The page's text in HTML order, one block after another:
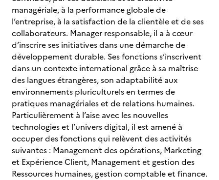
managériale, à la performance globale de
l’entreprise, à la satisfaction de la clientèle et de ses
collaborateurs. Manager responsable, il a à cœur
d’inscrire ses initiatives dans une démarche de
développement durable. Ses fonctions s’inscrivent
dans un contexte international grâce à sa maîtrise
des langues étrangères, son adaptabilité aux
environnements pluriculturels en termes de
pratiques managériales et de relations humaines.
Particulièrement à l’aise avec les nouvelles
technologies et l’univers digital, il est amené à
occuper des fonctions qui relèvent des activités
suivantes : Management des opérations, Marketing
et Expérience Client, Management et gestion des
Ressources humaines, gestion comptable et finance.